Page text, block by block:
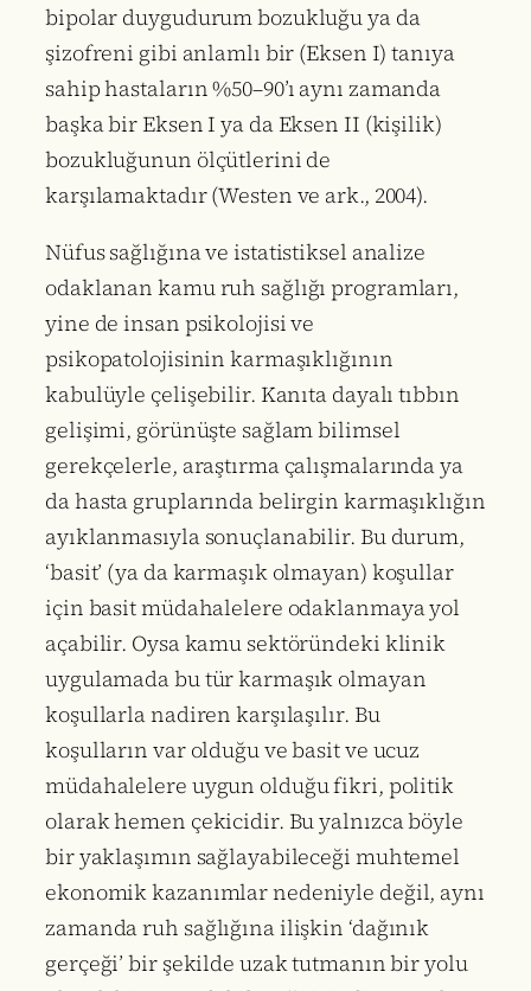
bipolar duygudurum bozukluğu ya da
şizofreni gibi anlamlı bir (Eksen I) tanıya
sahip hastaların %50–90’ı aynı zamanda
başka bir Eksen I ya da Eksen II (kişilik)
bozukluğunun ölçütlerini de
karşılamaktadır (Westen ve ark., 2004).
Nüfus sağlığına ve istatistiksel analize
odaklanan kamu ruh sağlığı programları,
yine de insan psikolojisi ve
psikopatolojisinin karmaşıklığının
kabulüyle çelişebilir. Kanıta dayalı tıbbın
gelişimi, görünüşte sağlam bilimsel
gerekçelerle, araştırma çalışmalarında ya
da hasta gruplarında belirgin karmaşıklığın
ayıklanmasıyla sonuçlanabilir. Bu durum,
‘basit’ (ya da karmaşık olmayan) koşullar
için basit müdahalelere odaklanmaya yol
açabilir. Oysa kamu sektöründeki klinik
uygulamada bu tür karmaşık olmayan
koşullarla nadiren karşılaşılır. Bu
koşulların var olduğu ve basit ve ucuz
müdahalelere uygun olduğu fikri, politik
olarak hemen çekicidir. Bu yalnızca böyle
bir yaklaşımın sağlayabileceği muhtemel
ekonomik kazanımlar nedeniyle değil, aynı
zamanda ruh sağlığına ilişkin ‘dağınık
gerçeği’ bir şekilde uzak tutmanın bir yolu